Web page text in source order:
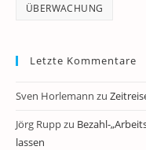
ÜBERWACHUNG
Letzte Kommentare
Sven Horlemann zu
Jörg Ruppzu Bezahl-
lassen